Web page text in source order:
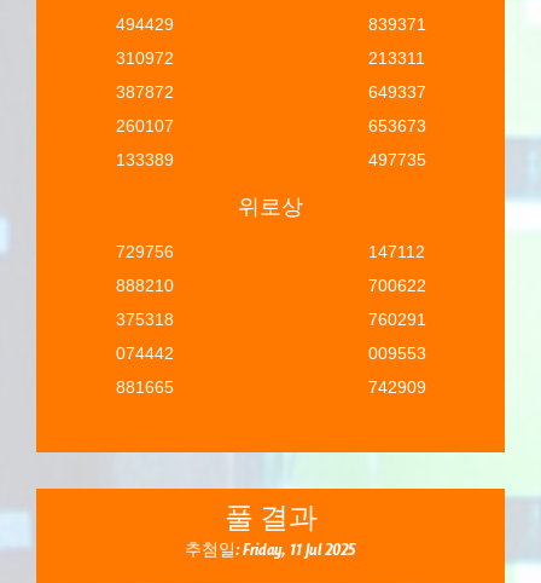
494429
310972
387872
260107
133389
839371
213311
649337
653673
497735
위로상
729756
888210
375318
074442
881665
147112
700622
760291
009553
742909
풀 결과
추첨일: Friday, 11 Jul 2025